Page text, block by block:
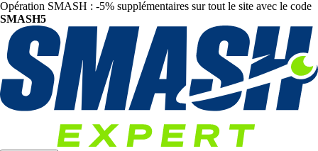
Opération SMASH : -5% supplémentaires sur tout le site avec le code
SMASH5